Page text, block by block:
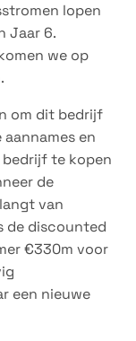
lopen
Jaar 6.
we op
om dit bedrijf
en
bedrijf te kopen
de
van
de discounted
€330m voor
een nieuwe